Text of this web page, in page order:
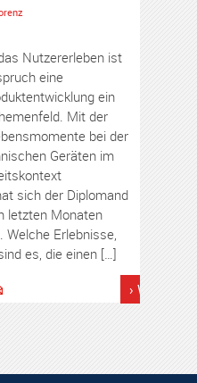
Nutzererleben ist
eine
ein
Mit der
bei der
Geräten im
sich der Diplomand
letzten Monaten
Erlebnisse,
es, die einen […]
›